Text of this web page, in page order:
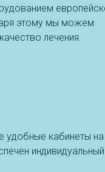
этому мы можем
лечения.
удобные кабинеты на